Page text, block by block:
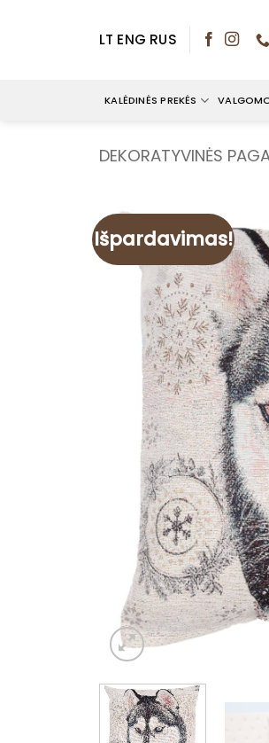
LT ENG RUS
KALĖDINĖS PREKĖS
DEKORATYVINĖS
Išpardavimas!